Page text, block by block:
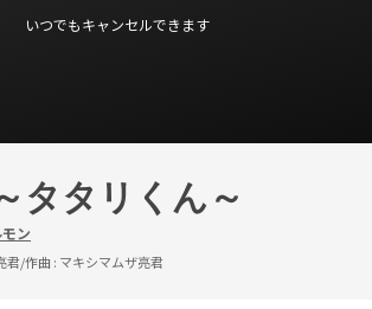
いつでもキャンセルできます
タタリくん～
ン
君/作曲 : マキシマムザ亮君